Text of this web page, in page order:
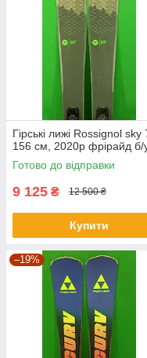
Гірські лижі Rossignol sky
156 см, 2020p фрірайд б/
Готово до відправки
9 125 ₴ 12 500 ₴
Купити
–19%